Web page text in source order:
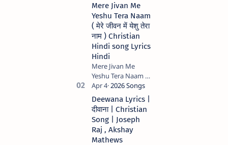
Mere Jivan Me
Yeshu Tera Naam
( मेरे जीवन में येशु तेरा
नाम ) Christian
Hindi song Lyrics
Hindi
Mere Jivan Me
Yeshu Tera Naam (
मेरे जीवन में येशु तेरा नाम )
Christian Hindi
song Lyrics Hindi
Anil Kant …
Deewana Lyrics |
दीवाना | Christian
Song | Joseph
Raj , Akshay
Mathews